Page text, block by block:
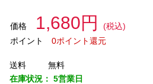
価格 1,680円
(税込)
ポイント
0ポイント還元
送料
無料
在庫状況： 5営業日